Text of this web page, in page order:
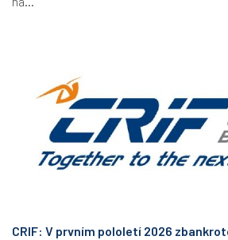
CRIF: V prvním pololetí 2026